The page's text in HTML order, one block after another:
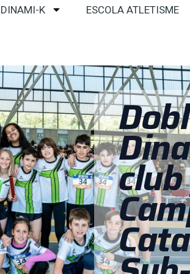
K ESCOLA ATLETISME